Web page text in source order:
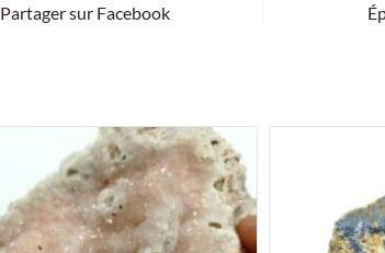
Partager sur Facebook